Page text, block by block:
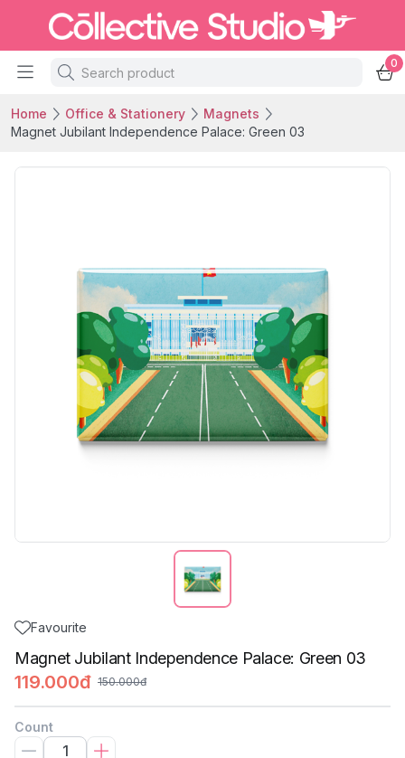
0
Home Office & Stationery
Magnets
Magnet Jubilant Independence Palace: Green 03
Favourite
Magnet Jubilant Independence Palace: Green 03
119.000đ 150.000đ
Count